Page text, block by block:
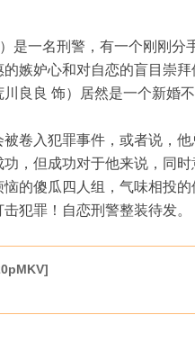
是一名刑警，有一个刚刚分
嫉妒心和对自恋的盲目崇
良良 饰）居然是一个新婚
入犯罪事件，或者说，他
，但成功对于他来说，同
的傻瓜四人组，气味相投
犯罪！自恋刑警整装待发。